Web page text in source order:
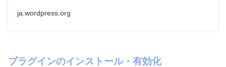
ja.wordpress.org
プラグインのインストール・有効化